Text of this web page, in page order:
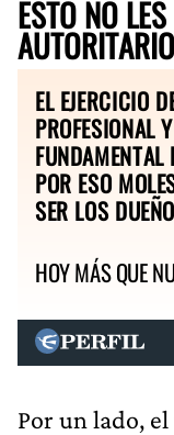
ESTO NO
EL EJERCICIO
PROFESIONAL
POR ESO
SER LOS
HOY MÁS QUE
Por un lado,